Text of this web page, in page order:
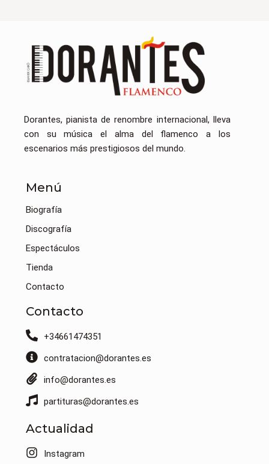
Dorantes, pianista de renombre internacional, lleva
con su música el alma del flamenco a los
escenarios más prestigiosos del mundo.
Menú
Biografía
Discografía
Espectáculos
Tienda
Contacto
Contacto
+34661474351
contratacion@dorantes.es
info@dorantes.es
partituras@dorantes.es
Actualidad
Instagram